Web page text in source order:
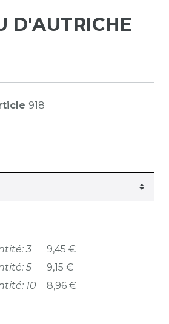
D'AUTRICHE
918
3
9,45 €
5
9,15 €
10
8,96 €